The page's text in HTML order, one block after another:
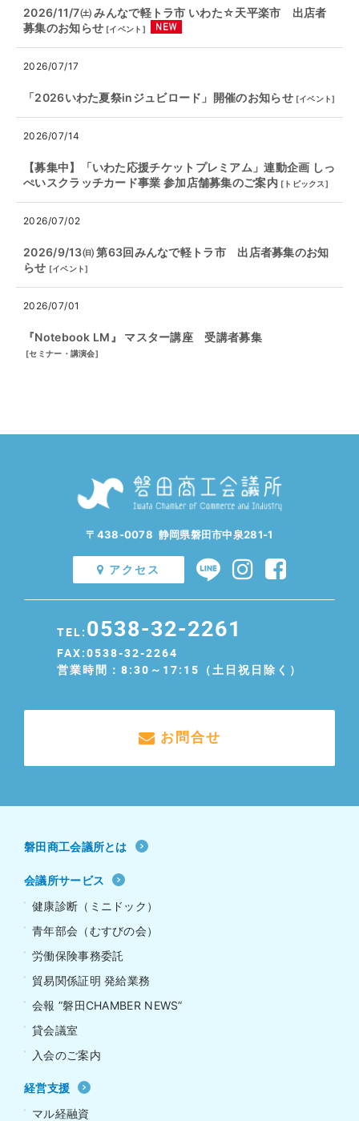
2026/11/7㈯ みんなで軽トラ市 いわた☆天平楽市 出店者
募集のお知らせ [イベント ]
2026/07/17
「2026いわた夏祭inジュビロード」開催のお知らせ [イベント]
2026/07/14
【募集中】「いわた応援チケットプレミアム」連動企画 しっ
ぺいスクラッチカード事業 参加店舗募集のご案内 [ トピックス]
2026/07/02
2026/9/13㈰ 第63回みんなで軽トラ市 出店者募集のお知
らせ [イベント]
2026/07/01
『Notebook LM』 マスター講座 受講者募集
[セミナー・講演会]
〒438-0078 静岡県磐田市中泉281-1
アクセス
TEL: 0538-32-2261
FAX:0538-32-2264
営業時間：8:30～17:15（土日祝日除く）
お問合せ
磐田商工会議所とは
会議所サービス
健康診断（ミニドック）
青年部会（むすびの会）
労働保険事務委託
貿易関係証明 発給業務
会報 ”磐田CHAMBER NEWS”
貸会議室
入会のご案内
経営支援
マル経融資